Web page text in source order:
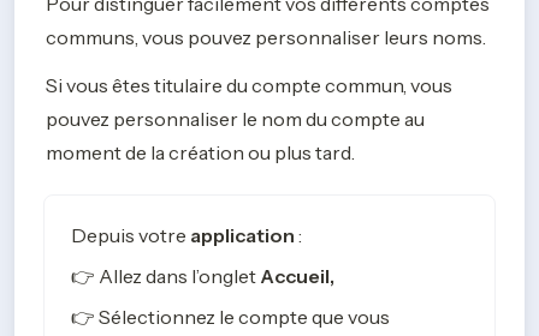
communs, vous pouvez personnaliser leurs noms.
Si vous êtes titulaire du compte commun, vous
pouvez personnaliser le nom du compte au
moment de la création ou plus tard.
Depuis votre application :
👉 Allez dans l’onglet Accueil,
👉 Sélectionnez le compte que vous